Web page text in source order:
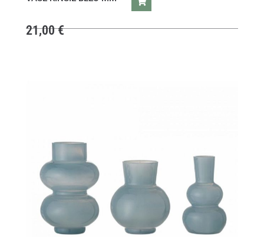
21,00€